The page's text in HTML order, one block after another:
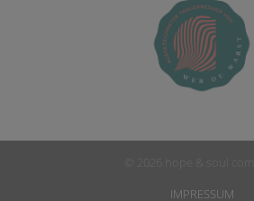
IMPRESSUM